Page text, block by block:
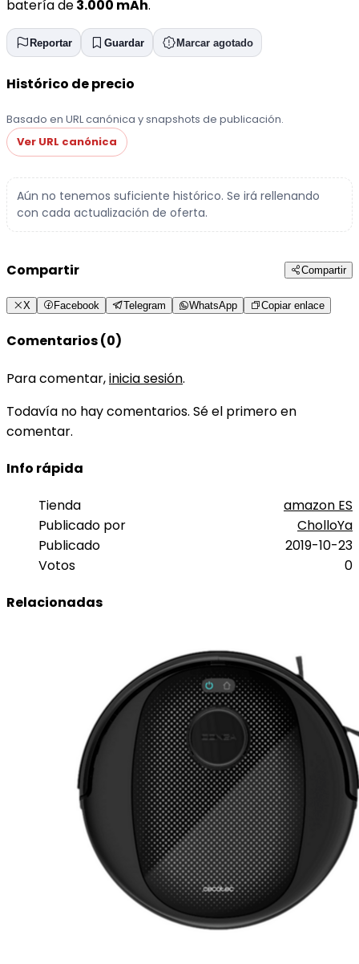
batería de3.000 mAh.
Reportar Guardar Marcar agotado
Histórico de precio
Basado en URL canónica y snapshots de publicación.
Ver URL canónica
Aún no tenemos suficiente histórico. Se irá rellenando
con cada actualización de oferta.
Compartir Compartir
X Facebook Telegram WhatsApp Copiar enlace
Comentarios (0)
Para comentar,inicia sesión.
Todavía no hay comentarios. Sé el primero en
comentar.
Info rápida
Tienda
amazon ES
Publicado por
CholloYa
Publicado
2019-10-23
Votos
0
Relacionadas